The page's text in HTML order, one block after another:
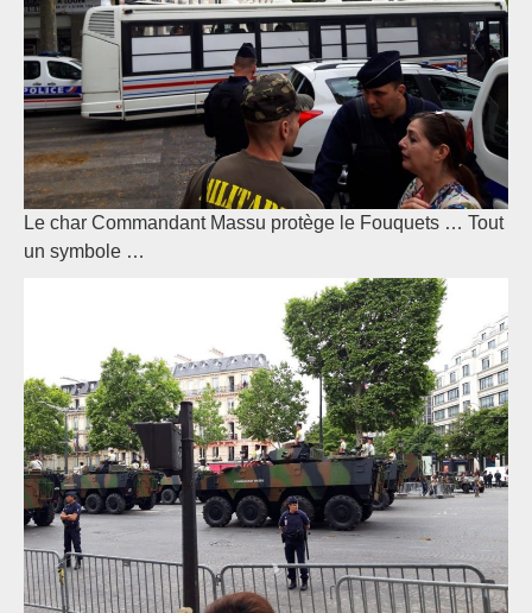
Le char Commandant Massu protège le Fouquets … Tout
un symbole …